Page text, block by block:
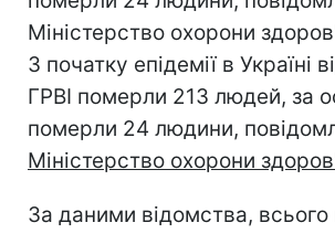
Міністерство охорони
З початку епідемії в Україні
ГРВІ померли 213 людей, за
померли 24 людини,
Міністерство охорони здоров
За даними відомства, всього